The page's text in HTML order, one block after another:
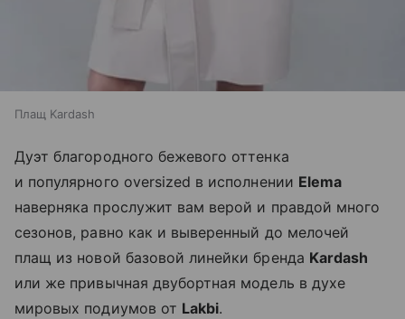
Плащ Kardash
Дуэт благородного бежевого оттенка
и популярного oversized в исполнении Elema
наверняка прослужит вам верой и правдой много
сезонов, равно как и выверенный до мелочей
плащ из новой базовой линейки бренда Kardash
или же привычная двубортная модель в духе
мировых подиумов от Lakbi.